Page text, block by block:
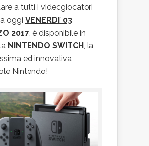
a tutti i videogiocatori
oggi VENERDI’ 03
2017, è disponibile in
NINTENDO SWITCH, la
ed innovativa
Nintendo!